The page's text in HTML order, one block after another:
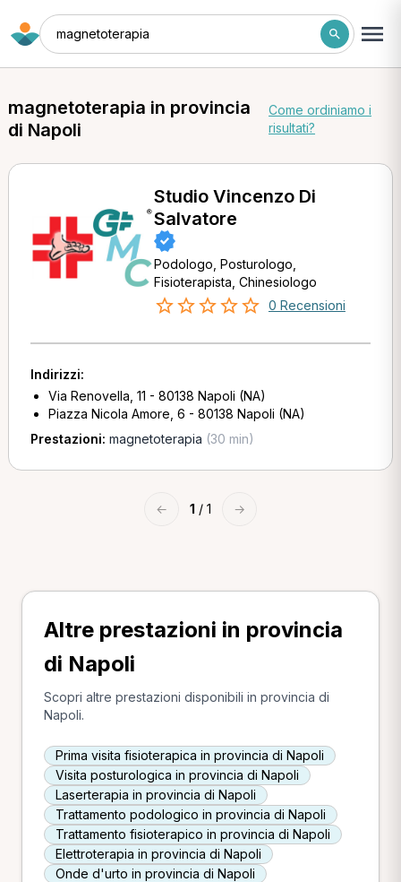
magnetoterapia
magnetoterapia in provincia
di Napoli
Come ordiniamo i
risultati?
Studio Vincenzo Di
Salvatore
Podologo, Posturologo,
Fisioterapista, Chinesiologo
0 Recensioni
Indirizzi:
Via Renovella, 11 - 80138 Napoli (NA)
Piazza Nicola Amore, 6 - 80138 Napoli (NA)
Prestazioni: magnetoterapia (30 min)
← 1 / 1 →
Altre prestazioni in provincia
di Napoli
Scopri altre prestazioni disponibili in provincia di
Napoli.
Prima visita fisioterapica in provincia di Napoli
Visita posturologica in provincia di Napoli
Laserterapia in provincia di Napoli
Trattamento podologico in provincia di Napoli
Trattamento fisioterapico in provincia di Napoli
Elettroterapia in provincia di Napoli
Onde d'urto in provincia di Napoli